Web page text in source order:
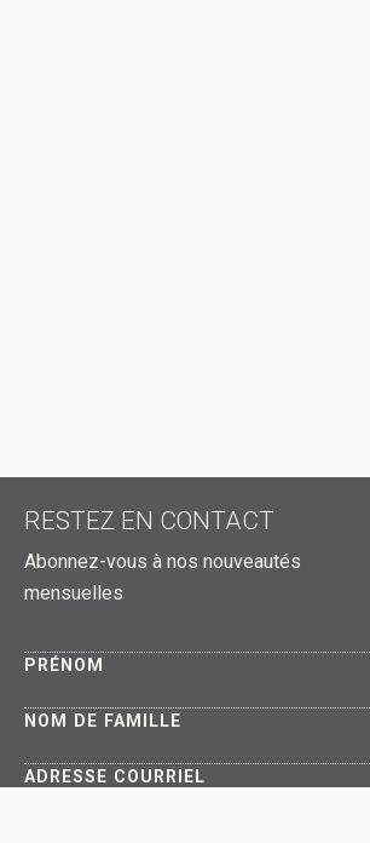
RESTEZ EN CONTACT
Abonnez-vous à nos nouveautés
mensuelles
PRÉNOM
NOM DE FAMILLE
ADRESSE COURRIEL